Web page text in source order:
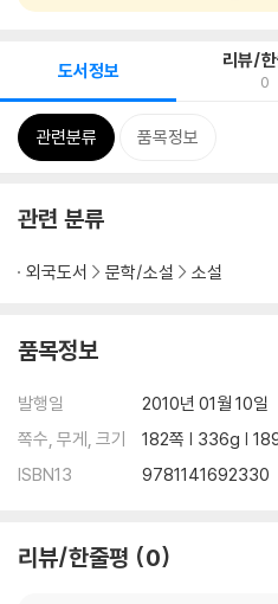
도서정보 리뷰/
0
관련분류 품목정보
관련 분류
외국도서 문학/소설 소설
품목정보
발행일
2010년 01월 10일
쪽수, 무게, 크기
182쪽 | 336g |
ISBN13
9781141692330
리뷰/한줄평 0